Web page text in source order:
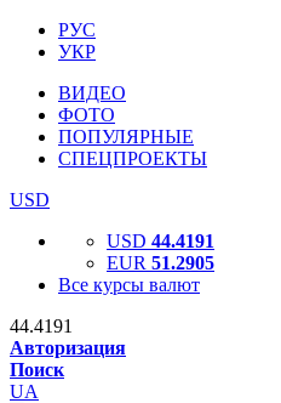
РУС
УКР
ВИДЕО
ФОТО
ПОПУЛЯРНЫЕ
СПЕЦПРОЕКТЫ
USD
USD 44.4191
EUR 51.2905
Все курсы валют
44.4191
Авторизация
Поиск
UA